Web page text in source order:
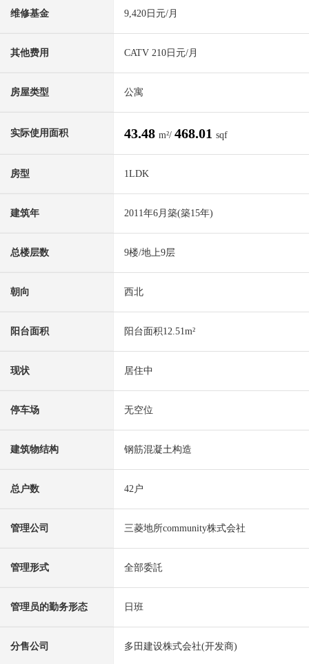
维修基金 9,420日元/月
其他费用 CATV 210日元/月
房屋类型 公寓
实际使用面积 43.48 m²/ 468.01 sqf
房型 1LDK
建筑年 2011年6月築(築15年)
总楼层数 9楼/地上9层
朝向 西北
阳台面积 阳台面积12.51m²
现状 居住中
停车场 无空位
建筑物结构 钢筋混凝土构造
总户数 42户
管理公司 三菱地所community株式会社
管理形式 全部委託
管理员的勤务形态 日班
分售公司 多田建设株式会社(开发商)